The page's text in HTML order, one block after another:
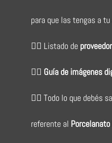
para que las tengas a
👉🏻 Listado de
👉🏻 Guía de imágenes
👉🏻 Todo lo que debés
referente al